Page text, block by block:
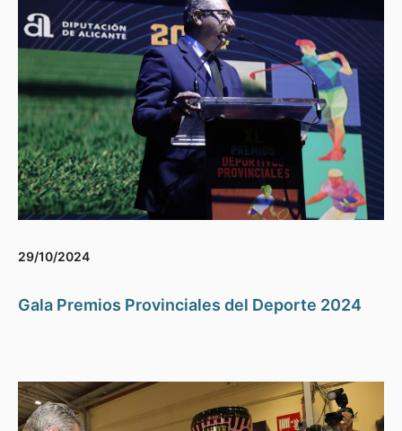
29/10/2024
Gala Premios Provinciales del Deporte 2024